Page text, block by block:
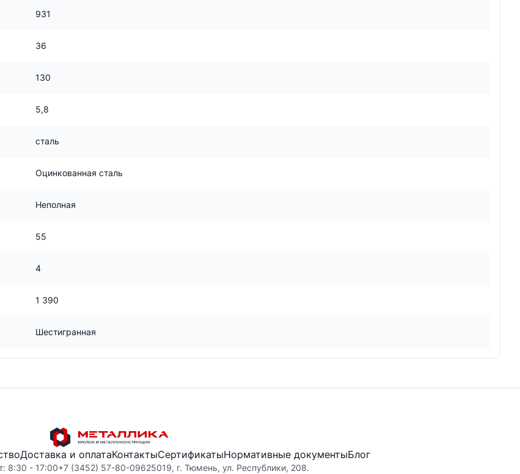
931
36
130
5,8
сталь
Оцинкованная сталь
Неполная
55
4
1 390
Шестигранная
Доставка и оплатаКонтактыСертификатыНормативные документыБлог
8:30 - 17:00+7 (3452) 57-80-09625019, г. Тюмень, ул. Республики, 208.